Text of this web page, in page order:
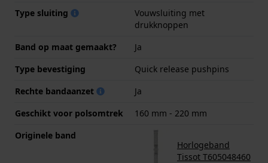
Type sluiting
Vouwsluiting met
drukknoppen
Band op maat gemaakt?
Ja
Type bevestiging
Quick release pushpins
Rechte bandaanzet
Ja
Geschikt voor polsomtrek
160 mm - 220 mm
Originele band
Horlogeband
Tissot T605048460